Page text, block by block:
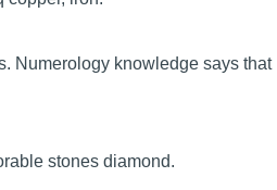
Numerology knowledge says that
stones diamond.